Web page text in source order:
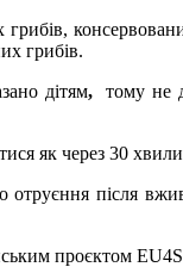
грибів.
дітям,
тому не
як через 30
отруєння після
проєктом